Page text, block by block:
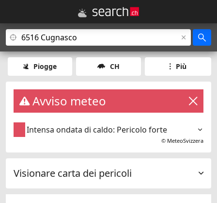
Piogge CH Più
Avviso meteo
Intensa ondata di caldo: Pericolo forte
© MeteoSvizzera
Visionare carta dei pericoli